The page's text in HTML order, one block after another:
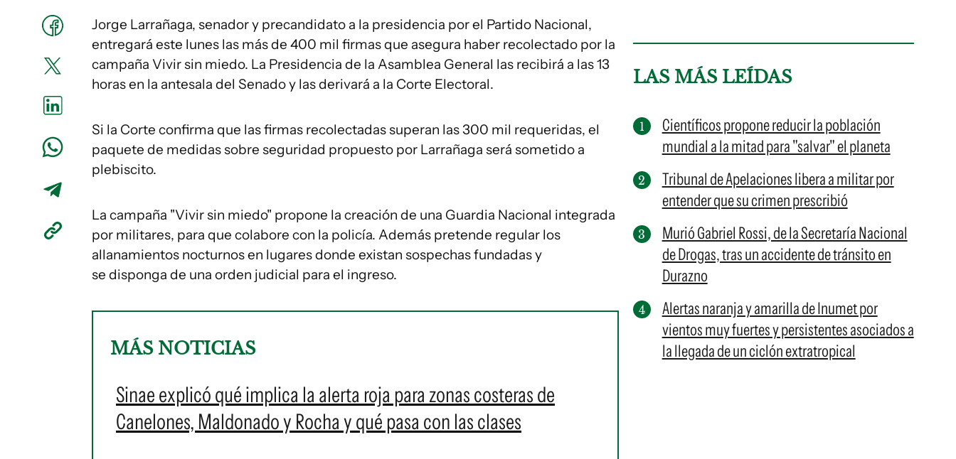
Jorge Larrañaga, senador y precandidato a la presidencia por el Partido Nacional,
entregará este lunes las más de 400 mil firmas que asegura haber recolectado por la
campaña Vivir sin miedo. La Presidencia de la Asamblea General las recibirá a las 13
horas en la antesala del Senado y las derivará a la Corte Electoral.
Si la Corte confirma que las firmas recolectadas superan las 300 mil requeridas, el
paquete de medidas sobre seguridad propuesto por Larrañaga será sometido a
plebiscito.
La campaña "Vivir sin miedo" propone la creación de una Guardia Nacional integrada
por militares, para que colabore con la policía. Además pretende regular los
allanamientos nocturnos en lugares donde existan sospechas fundadas y
se disponga de una orden judicial para el ingreso.
MÁS NOTICIAS
Sinae explicó qué implica la alerta roja para zonas costeras de
Canelones, Maldonado y Rocha y qué pasa con las clases
LAS MÁS LEÍDAS
Científicos propone reducir la población
mundial a la mitad para "salvar" el planeta
Tribunal de Apelaciones libera a militar por
entender que su crimen prescribió
Murió Gabriel Rossi, de la Secretaría Nacional
de Drogas, tras un accidente de tránsito en
Durazno
Alertas naranja y amarilla de Inumet por
vientos muy fuertes y persistentes asociados a
la llegada de un ciclón extratropical